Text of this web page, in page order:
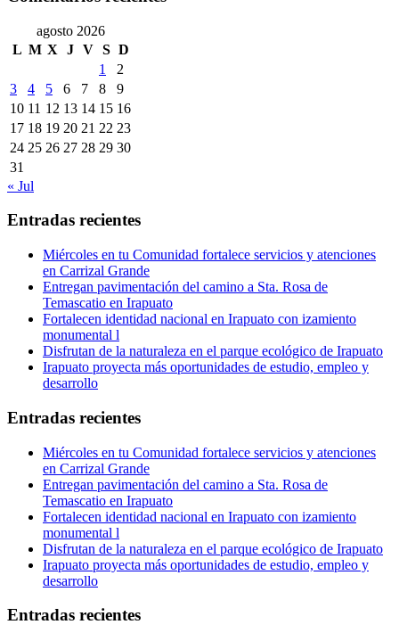
agosto 2026
L M X J V S D
1
2
3
4 5 6 7 8
9
10 11 12 13 14 15 16
17 18 19 20 21 22 23
24 25 26 27 28 29 30
31
« Jul
Entradas recientes
Miércoles en tu Comunidad fortalece servicios y atenciones
en Carrizal Grande
Entregan pavimentación del camino a Sta. Rosa de
Temascatio en Irapuato
Fortalecen identidad nacional en Irapuato con izamiento
monumental l
Disfrutan de la naturaleza en el parque ecológico de Irapuato
Irapuato proyecta más oportunidades de estudio, empleo y
desarrollo
Entradas recientes
Miércoles en tu Comunidad fortalece servicios y atenciones
en Carrizal Grande
Entregan pavimentación del camino a Sta. Rosa de
Temascatio en Irapuato
Fortalecen identidad nacional en Irapuato con izamiento
monumental l
Disfrutan de la naturaleza en el parque ecológico de Irapuato
Irapuato proyecta más oportunidades de estudio, empleo y
desarrollo
Entradas recientes